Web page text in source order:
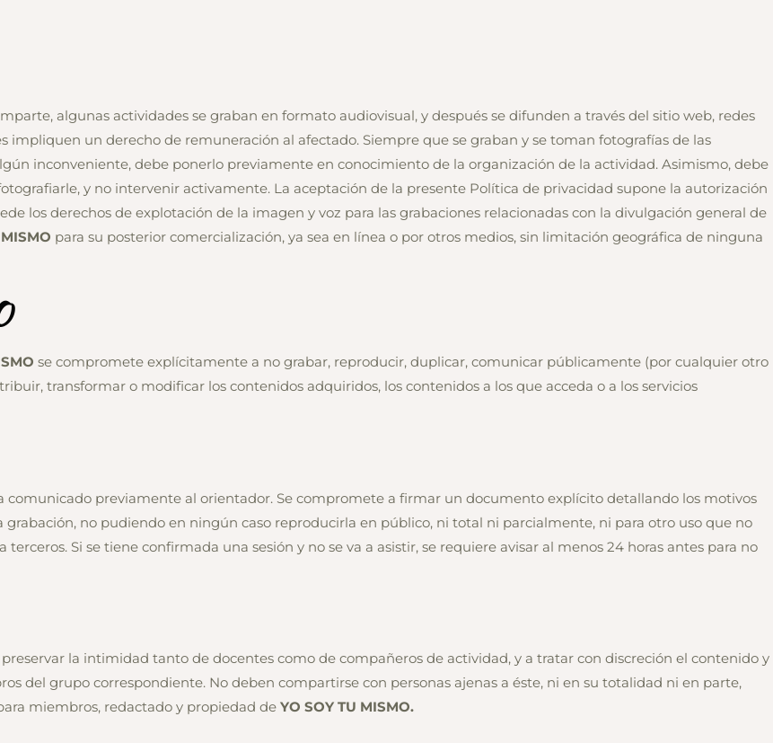
algunas actividades se graban en formato audiovisual, y después se difunden a través del sitio web, redes
impliquen un derecho de remuneración al afectado. Siempre que se graban y se toman fotografías de las
inconveniente, debe ponerlo previamente en conocimiento de la organización de la actividad. Asimismo, debe
y no intervenir activamente. La aceptación de la presente Política de privacidad supone la autorización
los derechos de explotación de la imagen y voz para las grabaciones relacionadas con la divulgación general de
para su posterior comercialización, ya sea en línea o por otros medios, sin limitación geográfica de ninguna
se compromete explícitamente a no grabar, reproducir, duplicar, comunicar públicamente (por cualquier otro
transformar o modificar los contenidos adquiridos, los contenidos a los que acceda o a los servicios
comunicado previamente al orientador. Se compromete a firmar un documento explícito detallando los motivos
grabación, no pudiendo en ningún caso reproducirla en público, ni total ni parcialmente, ni para otro uso que no
Si se tiene confirmada una sesión y no se va a asistir, se requiere avisar al menos 24 horas antes para no
la intimidad tanto de docentes como de compañeros de actividad, y a tratar con discreción el contenido y
del grupo correspondiente. No deben compartirse con personas ajenas a éste, ni en su totalidad ni en parte,
miembros, redactado y propiedad de YO SOY TU MISMO.